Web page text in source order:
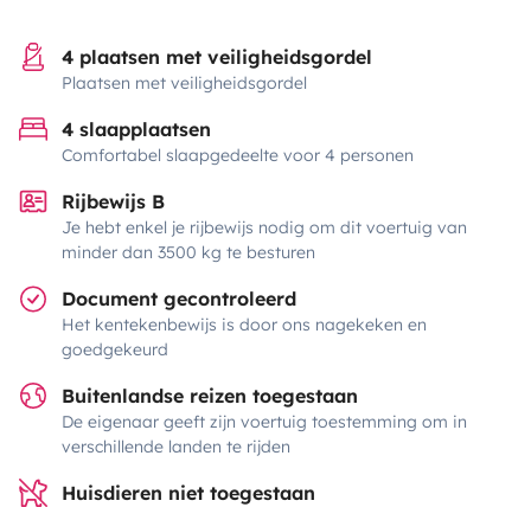
4 plaatsen met veiligheidsgordel
Plaatsen met veiligheidsgordel
4 slaapplaatsen
Comfortabel slaapgedeelte voor 4 personen
Rijbewijs B
Je hebt enkel je rijbewijs nodig om dit voertuig van
minder dan 3500 kg te besturen
Document gecontroleerd
Het kentekenbewijs is door ons nagekeken en
goedgekeurd
Buitenlandse reizen toegestaan
De eigenaar geeft zijn voertuig toestemming om in
verschillende landen te rijden
Huisdieren niet toegestaan